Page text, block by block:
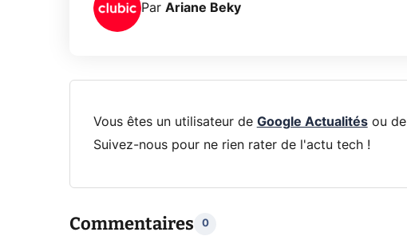
Par Ariane Beky
Vous êtes un utilisateur de Google Actualitésou de
Suivez-nous pour ne rien rater de l'actu tech !
Commentaires 0